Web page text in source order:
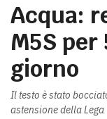
Acqua:
M5S
giorno
Il testo è stato
astensione della Lega